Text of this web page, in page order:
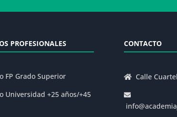
PROFESIONALES
FP Grado Superior
Universidad +25 años/+45
CONTACTO
Calle